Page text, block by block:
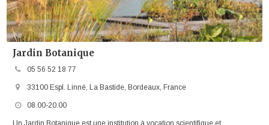
Jardin Botanique
05 56 52 18 77
33100 Espl. Linné, La Bastide, Bordeaux, France
08.00-20.00
Un Jardin Botanique est une institution à vocation scientifique et